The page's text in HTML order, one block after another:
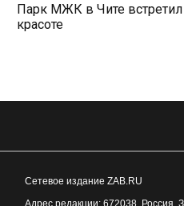
Парк МЖК в Чите
красоте
Сетевое издание ZAB.RU
Адрес редакции: 672038, Россия,